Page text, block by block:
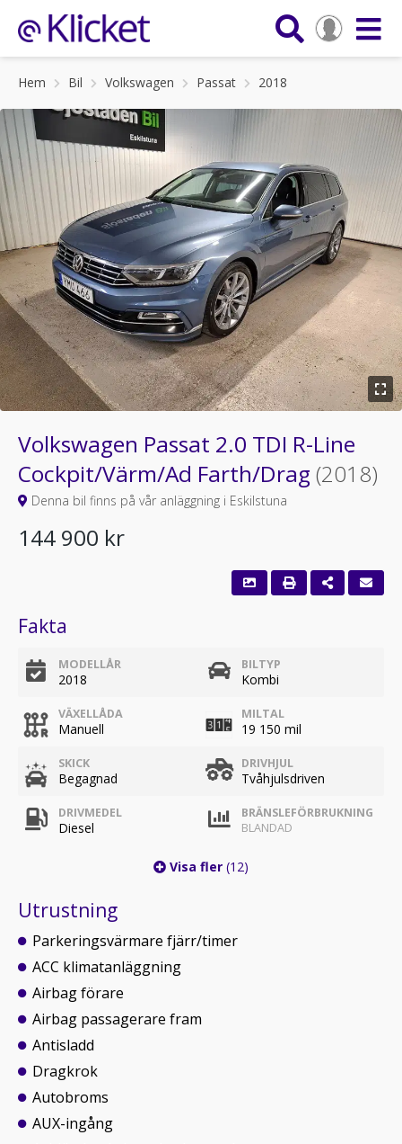
Hem Bil Volkswagen Passat 2018
Volkswagen Passat 2.0 TDI R-Line
Cockpit/Värm/Ad Farth/Drag (2018)
Denna bil finns på vår anläggning i Eskilstuna
144 900 kr
Fakta
MODELLÅR
2018
BILTYP
Kombi
VÄXELLÅDA
Manuell
MILTAL
19 150 mil
SKICK
Begagnad
DRIVHJUL
Tvåhjulsdriven
DRIVMEDEL
Diesel
BRÄNSLEFÖRBRUKNING
BLANDAD
Visa fler (12)
Utrustning
Parkeringsvärmare fjärr/timer
ACC klimatanläggning
Airbag förare
Airbag passagerare fram
Antisladd
Dragkrok
Autobroms
AUX-ingång